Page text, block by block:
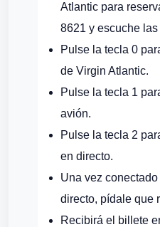
Atlantic para
8621 y escuche
Pulse la tecla 0
de Virgin Atlantic.
Pulse la tecla 1
avión.
Pulse la tecla 2
en directo.
Una vez
directo, pídale que
Recibirá el billete